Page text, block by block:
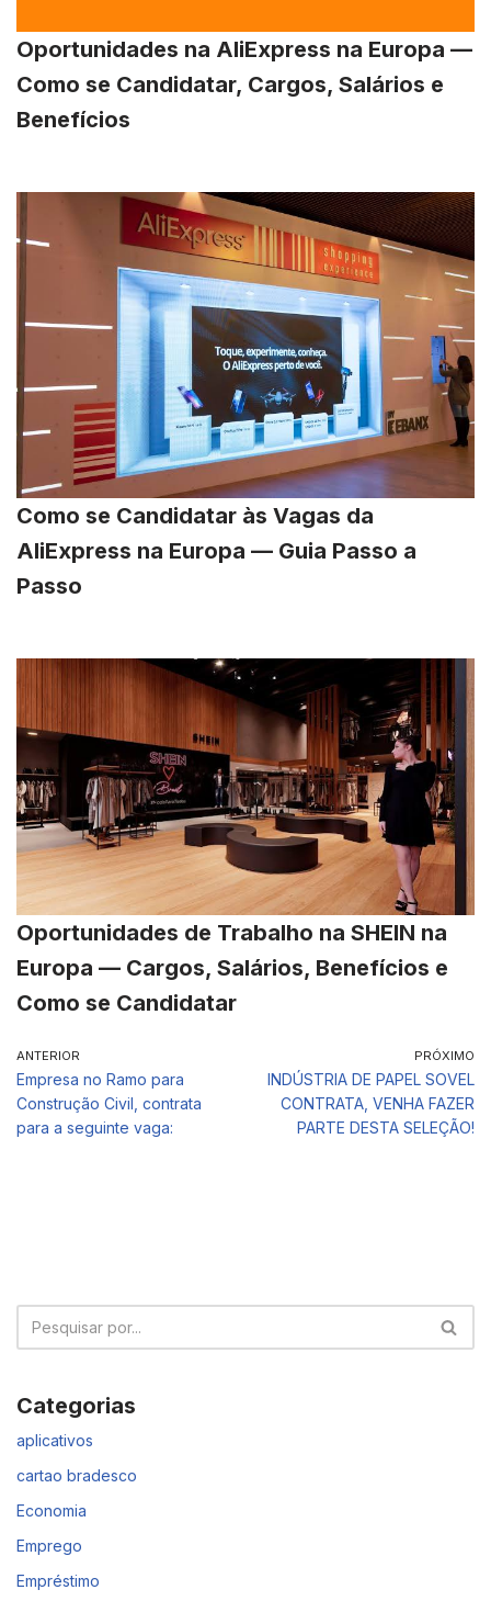
Oportunidades na AliExpress na Europa —
Como se Candidatar, Cargos, Salários e
Benefícios
Como se Candidatar às Vagas da
AliExpress na Europa — Guia Passo a
Passo
Oportunidades de Trabalho na SHEIN na
Europa — Cargos, Salários, Benefícios e
Como se Candidatar
ANTERIOR
Empresa no Ramo para
Construção Civil, contrata
para a seguinte vaga:
PRÓXIMO
INDÚSTRIA DE PAPEL SOVEL
CONTRATA, VENHA FAZER
PARTE DESTA SELEÇÃO!
Categorias
aplicativos
cartao bradesco
Economia
Emprego
Empréstimo